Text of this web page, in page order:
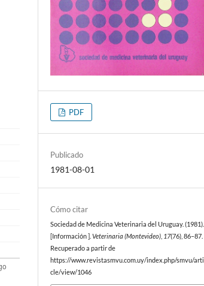
PDF
Publicado
1981-08-01
Cómo citar
Sociedad de Medicina Veterinaria del Uruguay. (1981).
[Información ].Veterinaria (Montevideo) 17(76), 86–87.
Recuperado a partir de
https://www.revistasmvu.com.uy/index.php/smvu/arti
cle/view/1046